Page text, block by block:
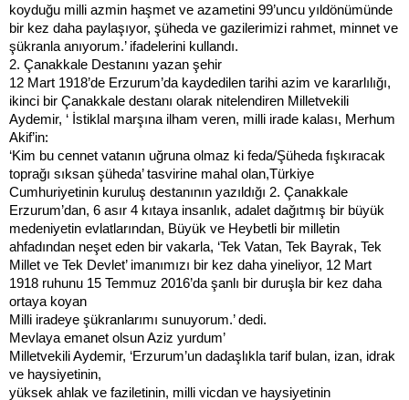
koyduğu milli azmin haşmet ve azametini 99’uncu yıldönümünde
bir kez daha paylaşıyor, şüheda ve gazilerimizi rahmet, minnet ve
şükranla anıyorum.’ ifadelerini kullandı.
2. Çanakkale Destanını yazan şehir
12 Mart 1918’de Erzurum’da kaydedilen tarihi azim ve kararlılığı,
ikinci bir Çanakkale destanı olarak nitelendiren Milletvekili
Aydemir, ‘ İstiklal marşına ilham veren, milli irade kalası, Merhum
Akif’in:
‘Kim bu cennet vatanın uğruna olmaz ki feda/Şüheda fışkıracak
toprağı sıksan şüheda’ tasvirine mahal olan,Türkiye
Cumhuriyetinin kuruluş destanının yazıldığı 2. Çanakkale
Erzurum’dan, 6 asır 4 kıtaya insanlık, adalet dağıtmış bir büyük
medeniyetin evlatlarından, Büyük ve Heybetli bir milletin
ahfadından neşet eden bir vakarla, ‘Tek Vatan, Tek Bayrak, Tek
Millet ve Tek Devlet’ imanımızı bir kez daha yineliyor, 12 Mart
1918 ruhunu 15 Temmuz 2016’da şanlı bir duruşla bir kez daha
ortaya koyan
Milli iradeye şükranlarımı sunuyorum.’ dedi.
Mevlaya emanet olsun Aziz yurdum’
Milletvekili Aydemir, ‘Erzurum’un dadaşlıkla tarif bulan, izan, idrak
ve haysiyetinin,
yüksek ahlak ve faziletinin, milli vicdan ve haysiyetinin